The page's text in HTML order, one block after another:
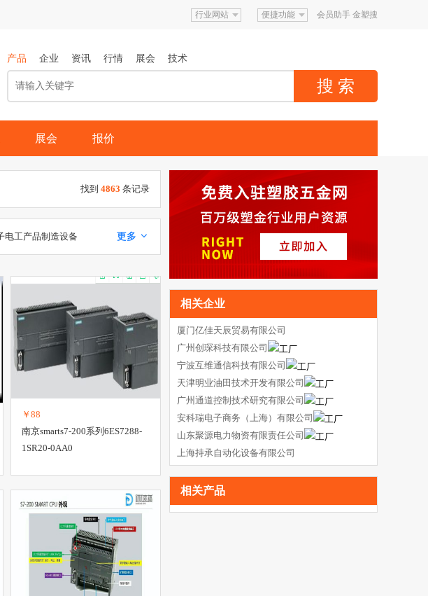
行业网站 便捷功能 会员助手 金塑搜
产品 企业 资讯 行情 展会 技术
展会 报价
找到 4863 条记录
更多 
电工产品制造设备
电工产品代理
半导
充电器
电动机、电
表
电阻材
变压器 连接器
插
￥88
南京smarts7-200系列6ES7288-
1SR20-0AA0
相关企业
厦门亿佳天辰贸易有限公司
广州创琛科技有限公司
宁波互维通信科技有限公司
天津明业油田技术开发有限公司
广州通道控制技术研究有限公司
安科瑞电子商务（上海）有限公司
山东聚源电力物资有限责任公司
上海持承自动化设备有限公司
相关产品